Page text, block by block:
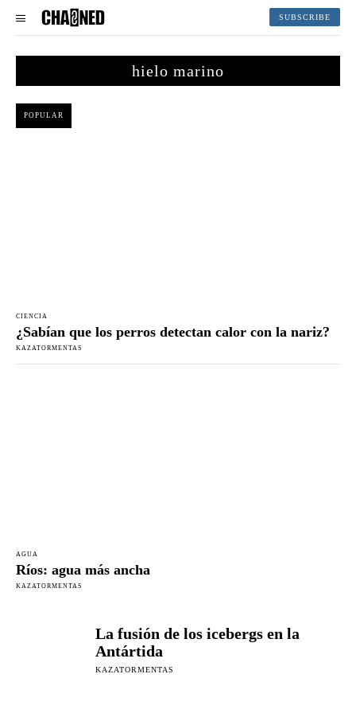
SUBSCRIBE
hielo marino
POPULAR
CIENCIA
¿Sabían que los perros detectan calor con la nariz?
KAZATORMENTAS
AGUA
Ríos: agua más ancha
KAZATORMENTAS
La fusión de los icebergs en la
Antártida
KAZATORMENTAS